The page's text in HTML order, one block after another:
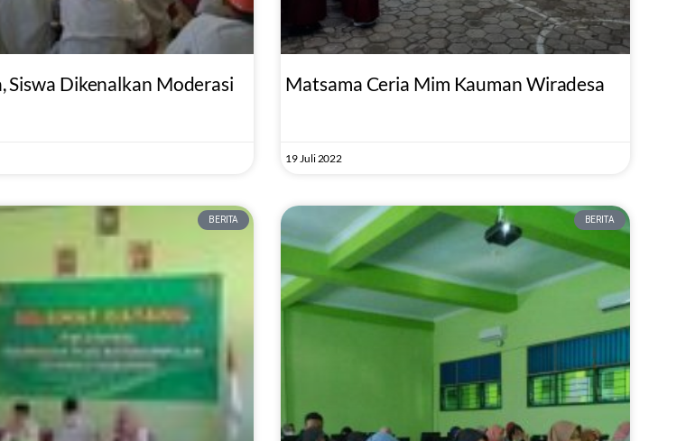
Siswa Dikenalkan Moderasi
Matsama Ceria Mim Kauman Wiradesa
19 Juli 2022
BERITA BERITA